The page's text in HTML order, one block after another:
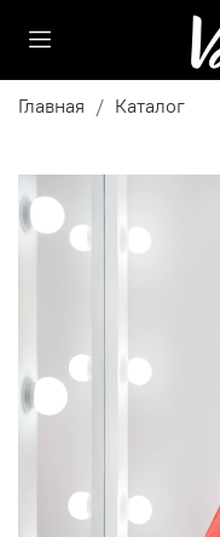
Главная Каталог